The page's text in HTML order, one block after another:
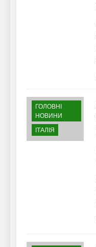
ГОЛОВНІ
НОВИНИ
ІТАЛІЯ